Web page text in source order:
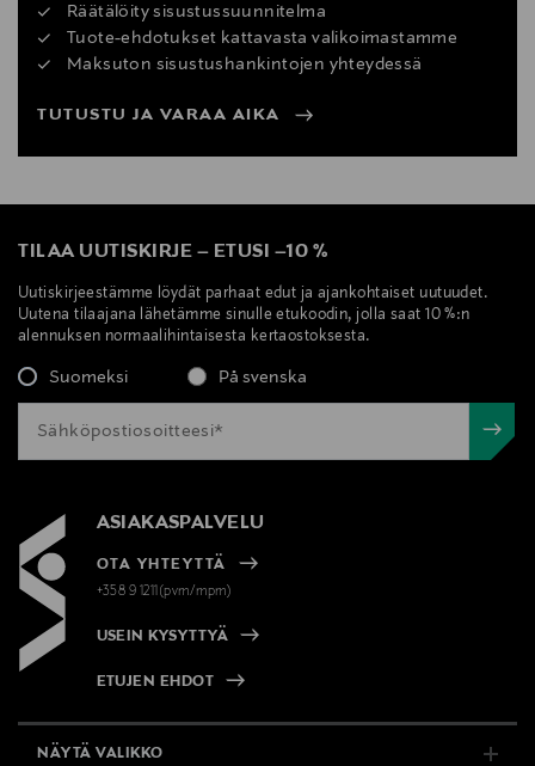
Räätälöity sisustussuunnitelma
Tuote-ehdotukset kattavasta valikoimastamme
Maksuton sisustushankintojen yhteydessä
TUTUSTU JA VARAA AIKA
TILAA UUTISKIRJE – ETUSI –10 %
Uutiskirjeestämme löydät parhaat edut ja ajankohtaiset uutuudet.
Uutena tilaajana lähetämme sinulle etukoodin, jolla saat 10 %:n
alennuksen normaalihintaisesta kertaostoksesta.
Suomeksi På svenska
ASIAKASPALVELU
OTA YHTEYTTÄ
+358 9 1211(pvm/mpm)
USEIN KYSYTTYÄ
ETUJEN EHDOT
NÄYTÄ VALIKKO